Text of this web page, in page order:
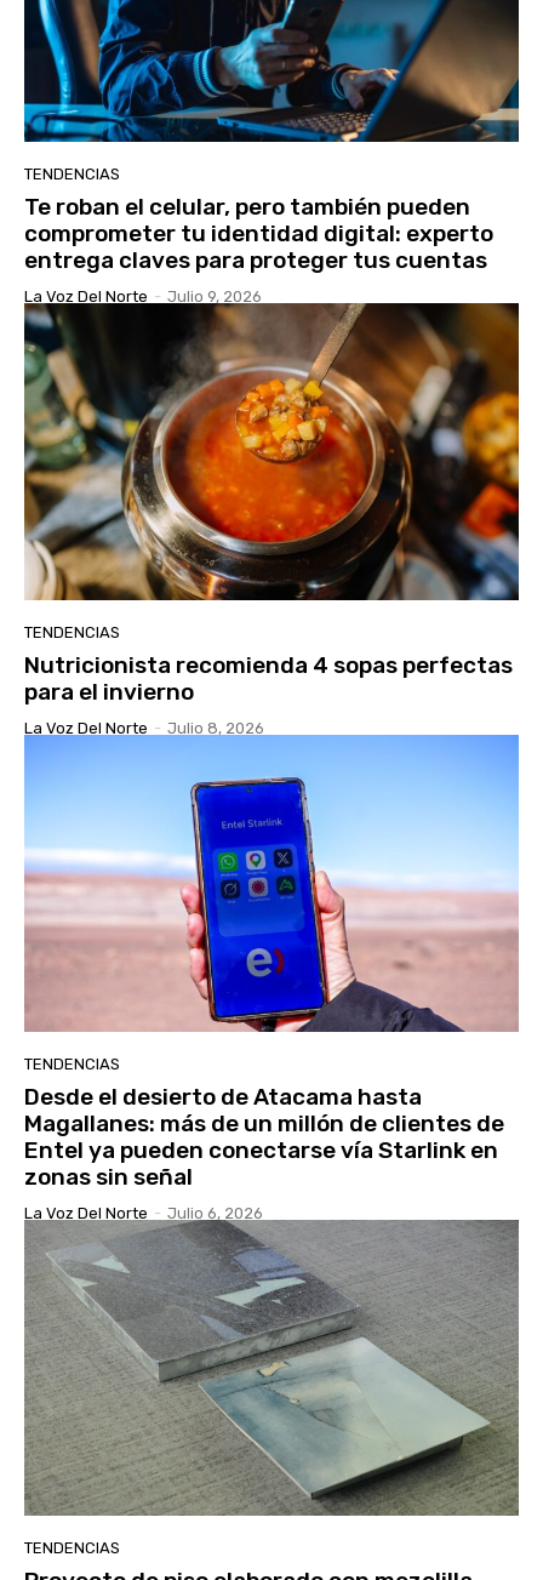
TENDENCIAS
Te roban el celular, pero también pueden
comprometer tu identidad digital: experto
entrega claves para proteger tus cuentas
La Voz Del Norte - Julio 9, 2026
TENDENCIAS
Nutricionista recomienda 4 sopas perfectas
para el invierno
La Voz Del Norte - Julio 8, 2026
TENDENCIAS
Desde el desierto de Atacama hasta
Magallanes: más de un millón de clientes de
Entel ya pueden conectarse vía Starlink en
zonas sin señal
La Voz Del Norte - Julio 6, 2026
TENDENCIAS